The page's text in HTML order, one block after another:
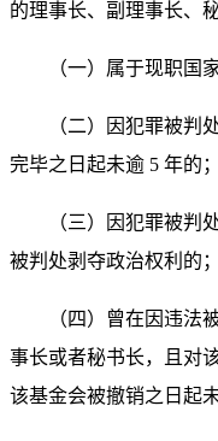
的理事长、副理事长、
（一）属于现职国
（二）因犯罪被判
完毕之日起未逾 5 年的；
（三）因犯罪被判
被判处剥夺政治权利的；
（四）曾在因违法
事长或者秘书长，且对
该基金会被撤销之日起